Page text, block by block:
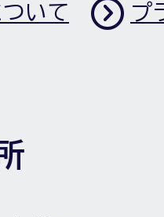
いて プ